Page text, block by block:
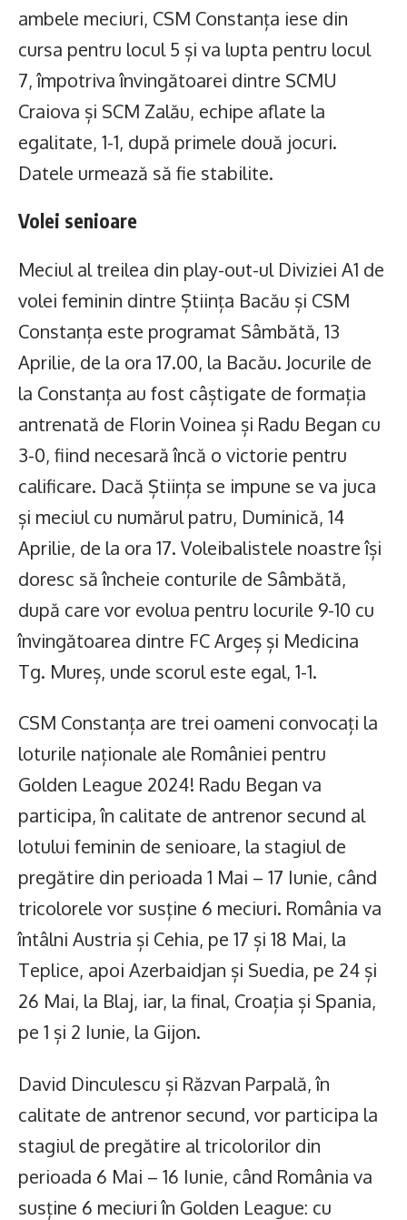
ambele meciuri, CSM Constanța iese din
cursa pentru locul 5 și va lupta pentru locul
7, împotriva învingătoarei dintre SCMU
Craiova și SCM Zalău, echipe aflate la
egalitate, 1-1, după primele două jocuri.
Datele urmează să fie stabilite.
Volei senioare
Meciul al treilea din play-out-ul Diviziei A1 de
volei feminin dintre Știința Bacău și CSM
Constanța este programat Sâmbătă, 13
Aprilie, de la ora 17.00, la Bacău. Jocurile de
la Constanța au fost câștigate de formația
antrenată de Florin Voinea și Radu Began cu
3-0, fiind necesară încă o victorie pentru
calificare. Dacă Știința se impune se va juca
și meciul cu numărul patru, Duminică, 14
Aprilie, de la ora 17. Voleibalistele noastre își
doresc să încheie conturile de Sâmbătă,
după care vor evolua pentru locurile 9-10 cu
învingătoarea dintre FC Argeș și Medicina
Tg. Mureș, unde scorul este egal, 1-1.
CSM Constanța are trei oameni convocați la
loturile naționale ale României pentru
Golden League 2024! Radu Began va
participa, în calitate de antrenor secund al
lotului feminin de senioare, la stagiul de
pregătire din perioada 1 Mai – 17 Iunie, când
tricolorele vor susține 6 meciuri. România va
întâlni Austria și Cehia, pe 17 și 18 Mai, la
Teplice, apoi Azerbaidjan și Suedia, pe 24 și
26 Mai, la Blaj, iar, la final, Croația și Spania,
pe 1 și 2 Iunie, la Gijon.
David Dinculescu și Răzvan Parpală, în
calitate de antrenor secund, vor participa la
stagiul de pregătire al tricolorilor din
perioada 6 Mai – 16 Iunie, când România va
susține 6 meciuri în Golden League: cu